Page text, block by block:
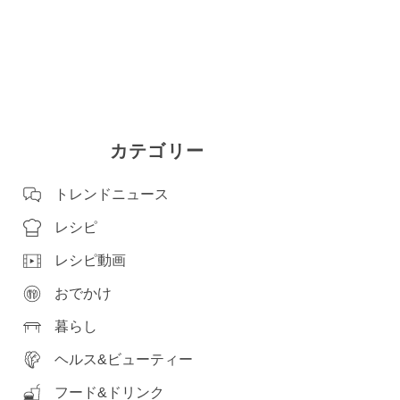
カテゴリー
トレンドニュース
レシピ
レシピ動画
おでかけ
暮らし
ヘルス&ビューティー
フード&ドリンク